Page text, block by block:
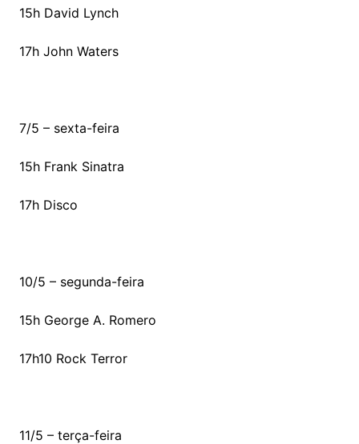
15h David Lynch
17h John Waters
7/5 – sexta-feira
15h Frank Sinatra
17h Disco
10/5 – segunda-feira
15h George A. Romero
17h10 Rock Terror
11/5 – terça-feira